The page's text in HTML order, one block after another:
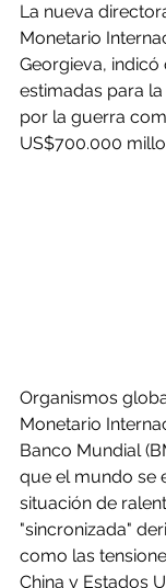
La nueva
Monetario
Georgieva,
estimadas para
por la guerra
US$700.000
Organismos
Monetario
Banco Mundial
que el mundo se
situación de
"sincronizada"
como las
China y Estados